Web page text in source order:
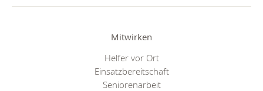
Mitwirken
Helfer vor Ort
Einsatzbereitschaft
Seniorenarbeit